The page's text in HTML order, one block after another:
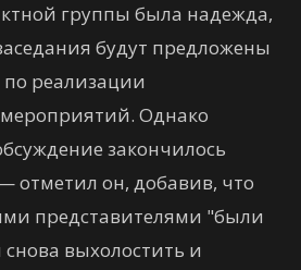
группы была надежда,
будут предложены
реализации
Однако
закончилось
отметил он, добавив, что
представителями "были
выхолостить и